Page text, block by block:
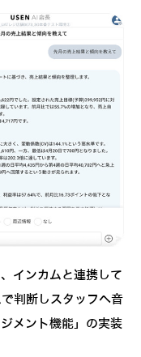
インカムと連携して
判断しスタッフへ音
メント機能」の実装